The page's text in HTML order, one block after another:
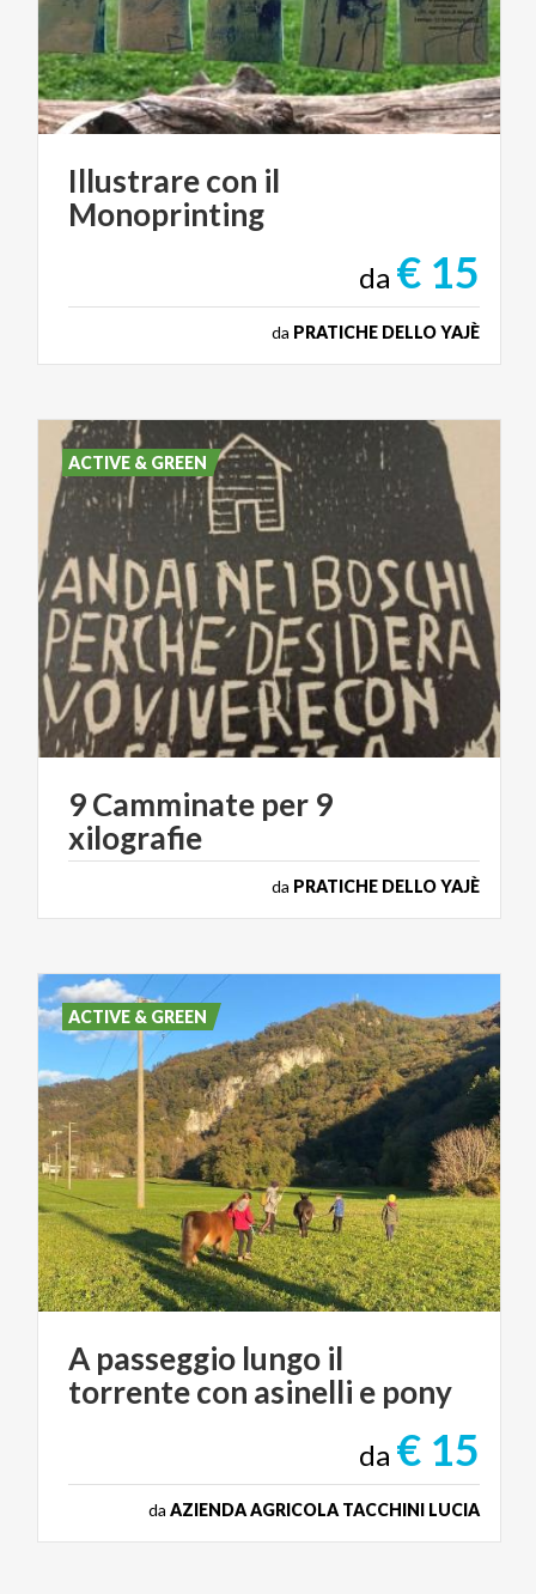
Illustrarecon il
Monoprinting
da € 15
da PRATICHE DELLO YAJÈ
9Camminate per 9
xilografie
da PRATICHE DELLO YAJÈ
ACTIVE & GREEN
A passeggio lungo il
torrentecon asinelli e pony
da € 15
da AZIENDA AGRICOLA TACCHINI LUCIA
ACTIVE & GREEN